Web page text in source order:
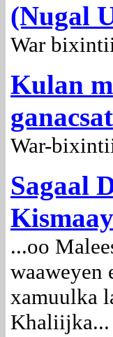
(Nugal
War
Kulan
War-
Sagaal
...oo
waaweyen
xamuulka
Khaliijka...